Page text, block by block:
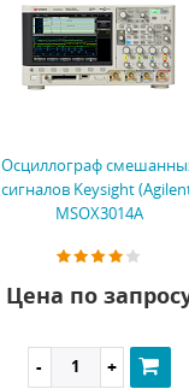
Осциллограф
сигналов Keysight
MSOX3014A
Цена по